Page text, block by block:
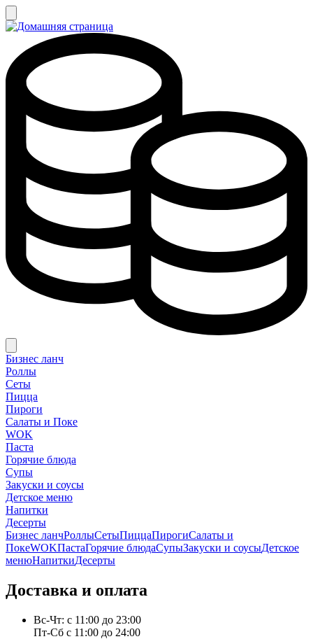
Бизнес ланч
Роллы
Сеты
Пицца
Пироги
Салаты и Поке
WOK
Паста
Горячие блюда
Супы
Закуски и соусы
Детское меню
Напитки
Десерты
Бизнес ланчРоллыСетыПиццаПирогиСалаты и
ПокеWOKПастаГорячие блюдаСупыЗакуски и соусыДетское
менюНапиткиДесерты
Доставка и оплата
Вс-Чт: с 11:00 до 23:00
Пт-Сб с 11:00 до 24:00